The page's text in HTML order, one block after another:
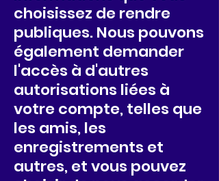
choisissez de rendre
publiques. Nous pouvons
également demander
l'accès à d'autres
autorisations liées à
votre compte, telles que
les amis, les
enregistrements et
autres, et vous pouvez